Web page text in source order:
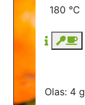
180 °C
Olas: 4